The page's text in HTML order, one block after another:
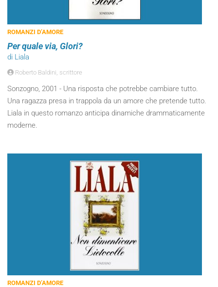
ROMANZI D’AMORE
Per quale via, Glori?
di Liala
Roberto Baldini, scrittore
Sonzogno, 2001 - Una risposta che potrebbe cambiare tutto.
Una ragazza presa in trappola da un amore che pretende tutto.
Liala in questo romanzo anticipa dinamiche drammaticamente
moderne.
ROMANZI D’AMORE